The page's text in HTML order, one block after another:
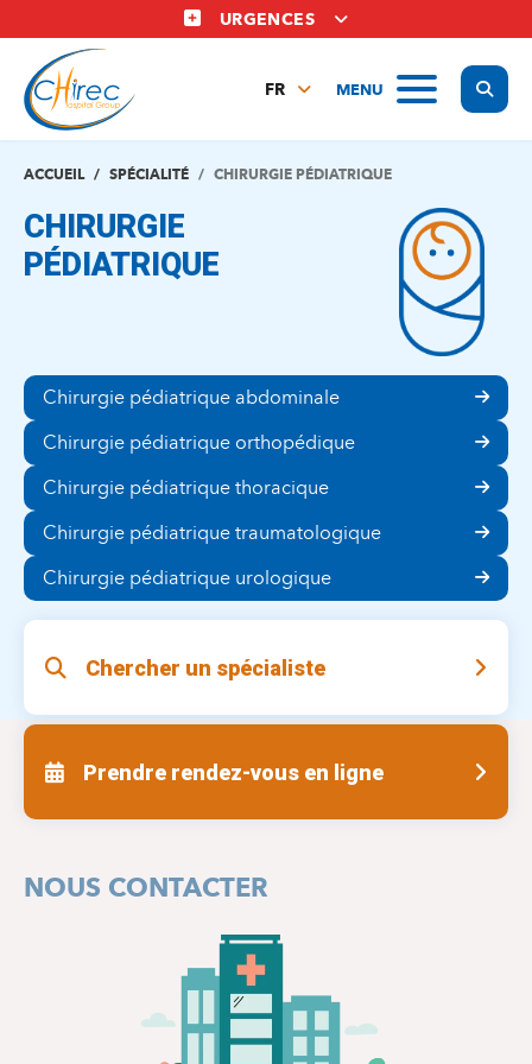
au
contenu
principal
URGENCES
MENU
FR
EN
ACCUEIL SPÉCIALITÉ CHIRURGIE PÉDIATRIQUE
CHIRURGIE
PÉDIATRIQUE
Chirurgie pédiatrique abdominale
Chirurgie pédiatrique orthopédique
Chirurgie pédiatrique thoracique
Chirurgie pédiatrique traumatologique
Chirurgie pédiatrique urologique
Chercher un spécialiste
Prendre rendez-vous en ligne
NOUS CONTACTER